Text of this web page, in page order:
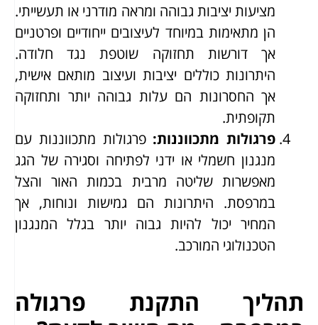
מציעות יציבות גבוהה ומראה מודרני או תעשייתי.
הן מתאימות במיוחד לעיצובים ייחודיים ופרטניים
אך דורשות תחזוקה שוטפת נגד חלודה.
היתרונות כוללים יציבות ועיצוב מותאם אישית,
אך החסרונות הם עלות גבוהה יותר ותחזוקה
תקופתית.
פרגולות מתכווננות: פרגולות מתכווננות עם
מנגנון חשמלי או ידני לפתיחה וסגירה של הגג
מאפשרות שליטה מרבית בכמות האור והצל
במרפסת. היתרונות הם גמישות ונוחות, אך
המחיר יכול להיות גבוה יותר בגלל המנגנון
הטכנולוגי המורכב.
תהליך התקנת פרגולה